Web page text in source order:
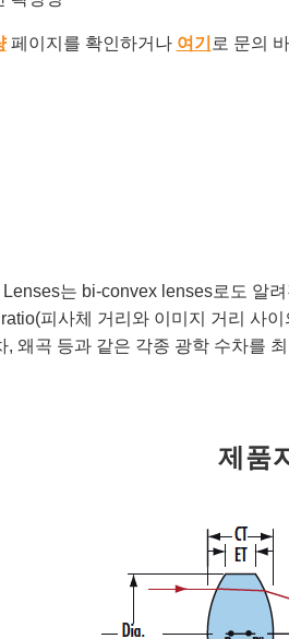
페이지를 확인하거나 여기 로 문의
는 bi-convex lenses로도 알
피사체 거리와 이미지 거리 사
왜곡 등과 같은 각종 광학 수차를
제품